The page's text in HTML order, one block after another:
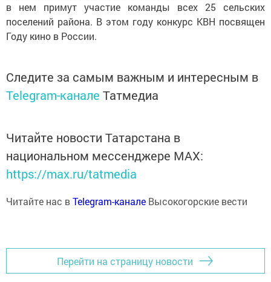
в нем примут участие команды всех 25 сельских
поселений района. В этом году конкурс КВН посвящен
Году кино в России.
Следите за самым важным и интересным в
Telegram-канале Татмедиа
Читайте новости Татарстана в
национальном мессенджере MАХ:
https://max.ru/tatmedia
Читайте нас вTelegram-канале Высокогорские вести
Перейти на страницу новости